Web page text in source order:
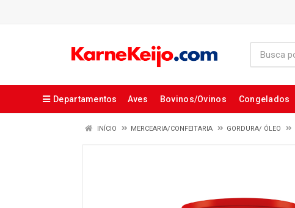
Departamentos Aves Bovinos/Ovinos Congelados
INÍCIO MERCEARIA/CONFEITARIA GORDURA/ ÓLEO